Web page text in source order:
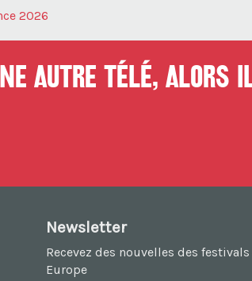
2026
autre télé, alors
Newsletter
Recevez des nouvelles des festivals
Europe